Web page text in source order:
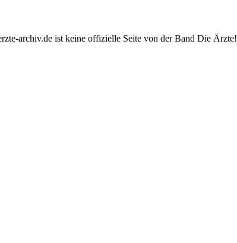
archiv.de ist keine offizielle Seite von der Band Die Ärzte!